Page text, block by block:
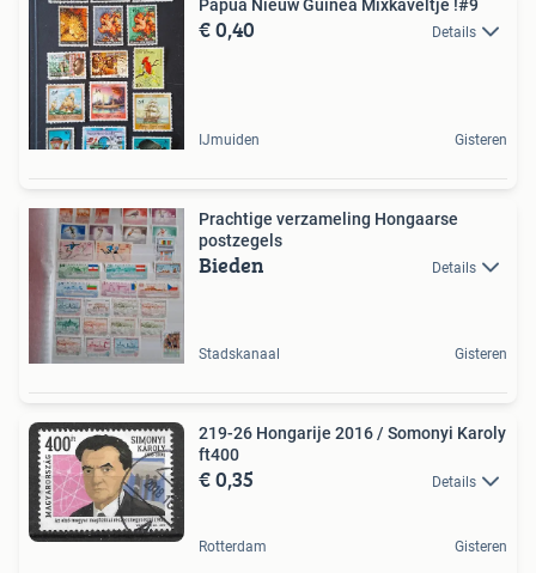
Papua Nieuw Guinea Mixkaveltje !#9
€ 0,40 Details
IJmuiden Gisteren
Prachtige verzameling Hongaarse
postzegels
Bieden Details
Stadskanaal Gisteren
219-26 Hongarije 2016 / Somonyi Karoly
ft400
€ 0,35 Details
Rotterdam Gisteren